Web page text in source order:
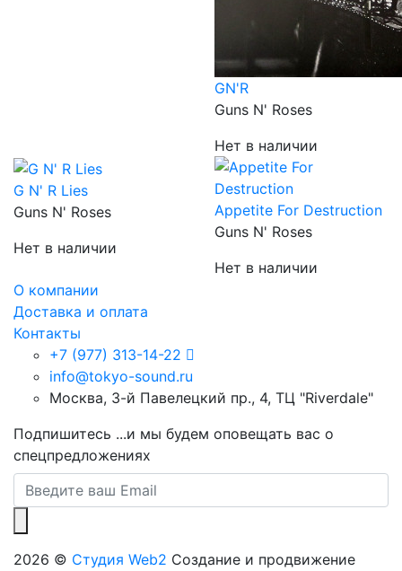
GN'R
Guns N' Roses
Нет в наличии
G N' R Lies
Guns N' Roses
Нет в наличии
Appetite For Destruction
Guns N' Roses
Нет в наличии
О компании
Доставка и оплата
Контакты
+7 (977) 313-14-22
info@tokyo-sound.ru
Москва, 3-й Павелецкий пр., 4, ТЦ "Riverdale"
Подпишитесь ...и мы будем оповещать вас о
спецпредложениях
2026 © Студия Web2 Создание и продвижение